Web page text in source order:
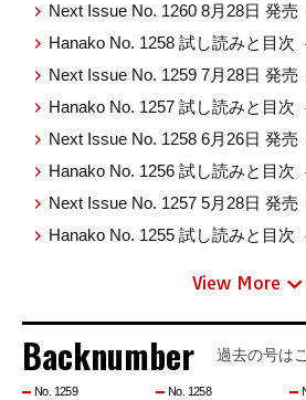
Next Issue No. 1260 8月28日 発売
Hanako No. 1258 試し読みと目次
Next Issue No. 1259 7月28日 発売
Hanako No. 1257 試し読みと目次
Next Issue No. 1258 6月26日 発売
Hanako No. 1256 試し読みと目次
Next Issue No. 1257 5月28日 発売
Hanako No. 1255 試し読みと目次
View More
Backnumber 過去の号は
No. 1259 No. 1258